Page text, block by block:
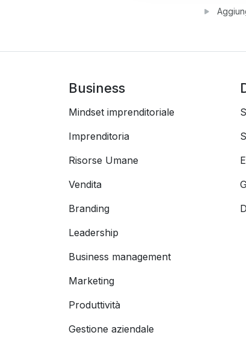
Business
Mindset imprenditoriale
Imprenditoria
Risorse Umane
Vendita
Branding
Leadership
Business management
Marketing
Produttività
Gestione aziendale